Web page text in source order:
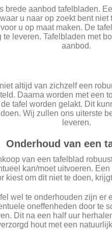
brede aanbod tafelbladen.
u naar op zoekt bent
u op maat maken. De
leveren. Tafelbladen met
aanbod.
altijd van zichzelf een
Daarna worden met een
tafel worden gelakt. Dit
Wij zullen ons uiterste
leveren.
Onderhoud van een
van een tafelblad
kan/moet uitvoeren.
kiest om dit niet te doen,
wel te onderhouden zijn er
oneffenheden door te
Dit na een half uur
hout met een